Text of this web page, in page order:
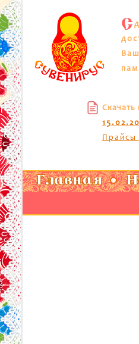
С
Скачать
Прайсы
Главная